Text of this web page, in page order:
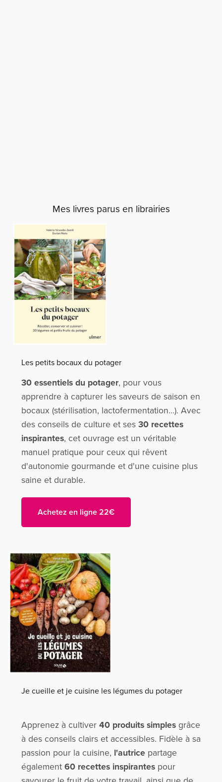
Mes livres parus en librairies
Les petits bocaux du potager
30 essentiels du potager, pour vous
apprendre à capturer les saveurs de saison en
bocaux (stérilisation, lactofermentation...). Avec
des conseils de culture et ses 30 recettes
inspirantes, cet ouvrage est un véritable
manuel pratique pour ceux qui rêvent
d'autonomie gourmande et d'une cuisine plus
saine et durable.
Achetez en ligne 22€
Je cueille et je cuisine les légumes du potager
Apprenez à cultiver 40 produits simplesgrâce
à des conseils clairs et accessibles. Fidèle à sa
passion pour la cuisine, l'autricepartage
également 60 recettes inspirantespour